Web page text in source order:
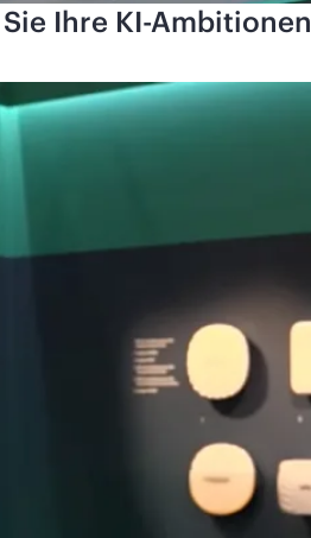
Ihre KI-Ambitionen